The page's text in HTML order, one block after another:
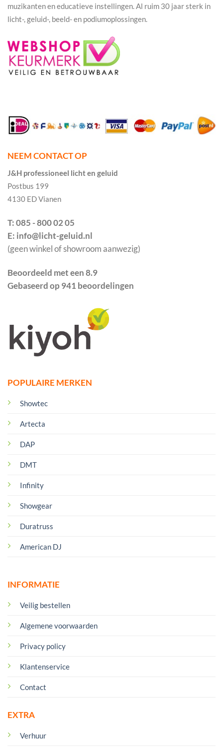
muzikanten en educatieve instellingen. Al ruim 30 jaar sterk in
licht-, geluid-, beeld- en podiumoplossingen.
POPULAIRE MERKEN
Showtec
Artecta
DAP
DMT
Infinity
Showgear
Duratruss
American DJ
INFORMATIE
Veilig bestellen
Algemene voorwaarden
Privacy policy
Klantenservice
Contact
EXTRA
Verhuur
NEEM CONTACT OP
J&H professioneel licht en geluid
Postbus 199
4130 ED Vianen
T: 085 - 800 02 05
E: info@licht-geluid.nl
(geen winkel of showroom aanwezig)
Beoordeeld met een 8.9
Gebaseerd op 941 beoordelingen